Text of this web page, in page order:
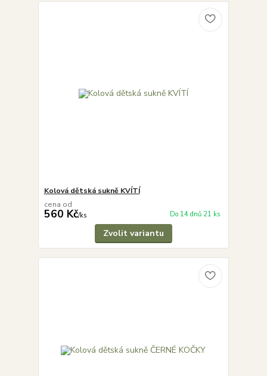
Kolová dětská sukně KVÍTÍ
cena od
560 Kč/ks Do 14 dnů 21 ks
Zvolit variantu